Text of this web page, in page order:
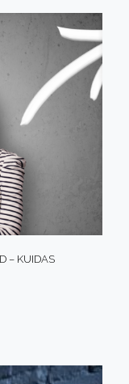
– KUIDAS